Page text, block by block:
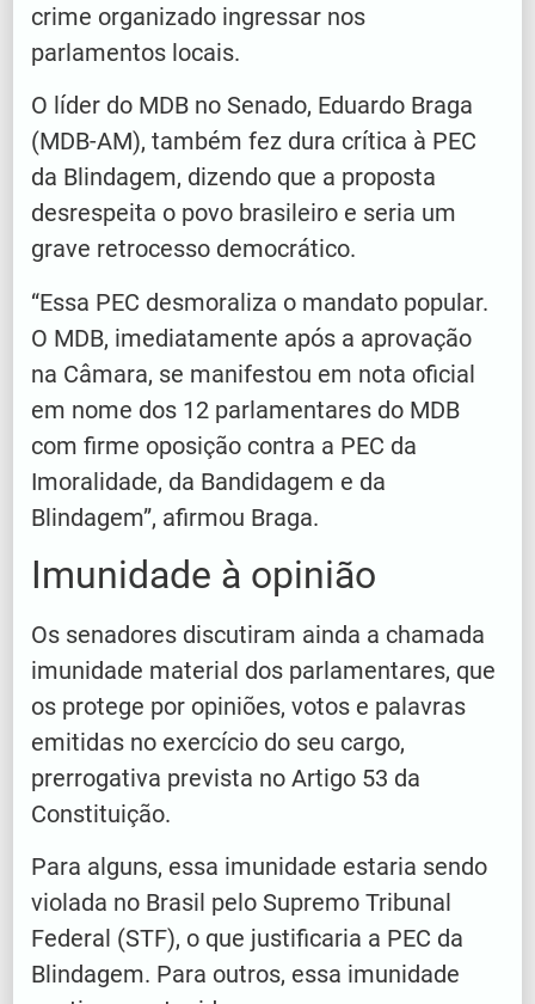
crime organizado ingressar nos
parlamentos locais.
O líder do MDB no Senado, Eduardo Braga
(MDB-AM), também fez dura crítica à PEC
da Blindagem, dizendo que a proposta
desrespeita o povo brasileiro e seria um
grave retrocesso democrático.
“Essa PEC desmoraliza o mandato popular.
O MDB, imediatamente após a aprovação
na Câmara, se manifestou em nota oficial
em nome dos 12 parlamentares do MDB
com firme oposição contra a PEC da
Imoralidade, da Bandidagem e da
Blindagem”, afirmou Braga.
Imunidade à opinião
Os senadores discutiram ainda a chamada
imunidade material dos parlamentares, que
os protege por opiniões, votos e palavras
emitidas no exercício do seu cargo,
prerrogativa prevista no Artigo 53 da
Constituição.
Para alguns, essa imunidade estaria sendo
violada no Brasil pelo Supremo Tribunal
Federal (STF), o que justificaria a PEC da
Blindagem. Para outros, essa imunidade